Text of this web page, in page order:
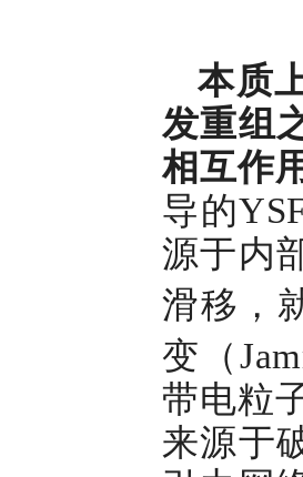
本质
发重组
相互作
导的
源于内
滑移，
变（
带电粒
来源于